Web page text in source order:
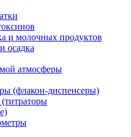
и молочных продуктов
осадка
атмосферы
(флакон-диспенсеры)